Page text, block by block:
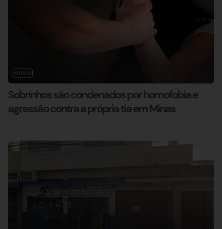
NOTÍCIA
Sobrinhos são condenados por homofobia e
agressão contra a própria tia em Minas